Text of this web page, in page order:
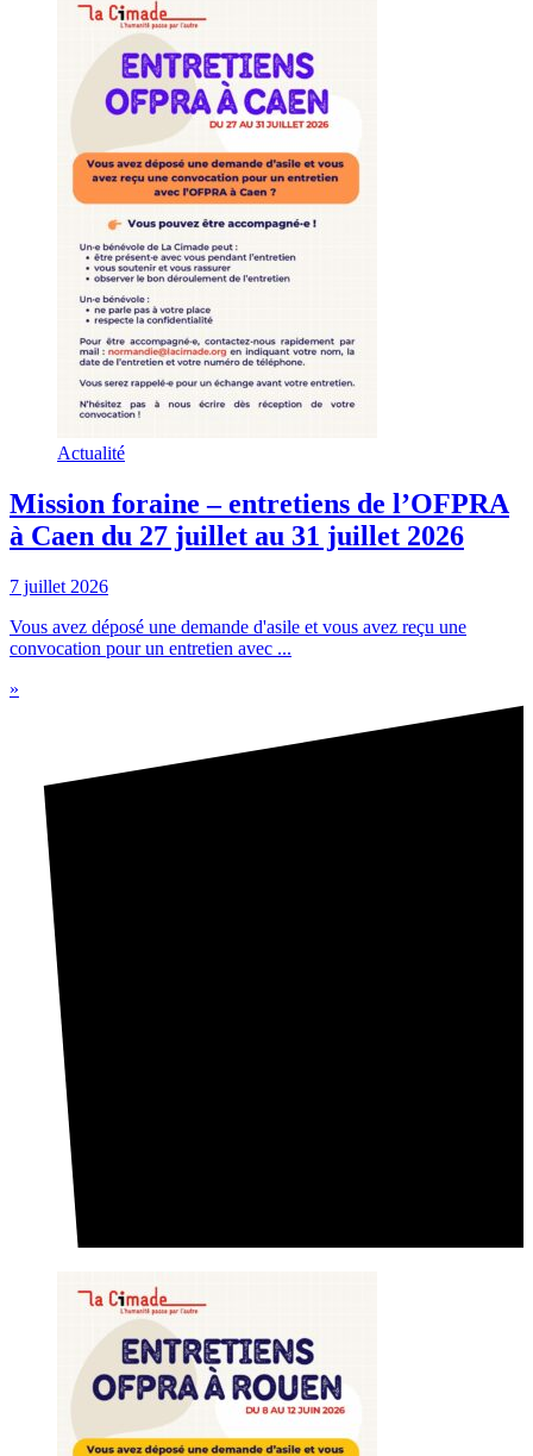
Actualité
Mission foraine – entretiens de l’OFPRA
à Caen du 27 juillet au 31 juillet 2026
7 juillet 2026
Vous avez déposé une demande d'asile et vous avez reçu une
convocation pour un entretien avec ...
»